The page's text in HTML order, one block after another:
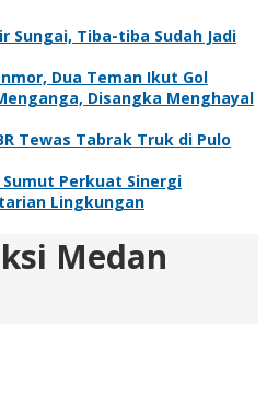
Sungai, Tiba-tiba Sudah Jadi
Dua Teman Ikut Gol
Disangka Menghayal
Tewas Tabrak Truk di Pulo
Sumut Perkuat Sinergi
Lingkungan
Medan